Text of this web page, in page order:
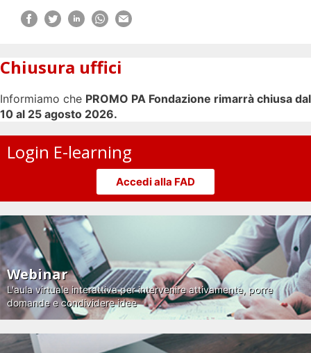
Chiusura uffici
Informiamo che PROMO PA Fondazione rimarrà chiusa dal
10 al 25 agosto 2026.
Login E-learning
Accedi alla FAD
Webinar
L'aula virtuale interattiva per intervenire attivamente, porre
domande e condividere idee